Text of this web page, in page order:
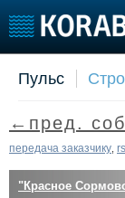
Пульс
Новости
Репутация
Пульс
←пред.
передача заказчику
"Красное